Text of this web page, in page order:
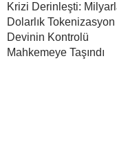
Krizi Derinleşti:
Dolarlık Tokenizasyon
Devinin Kontrolü
Mahkemeye Taşındı